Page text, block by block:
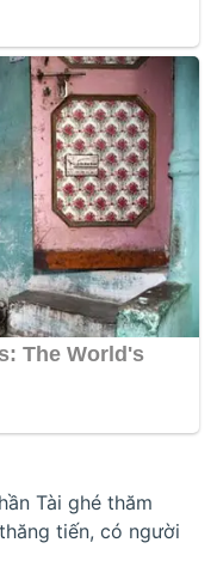
Tài ghé thăm
tiến, có người